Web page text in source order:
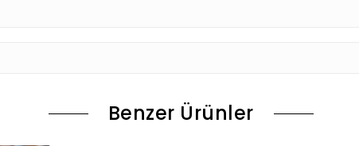
Benzer Ürünler